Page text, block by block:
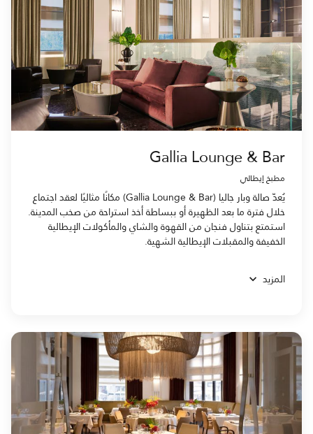
Gallia Lounge & Bar
مطبخ إيطالي
يُعدّ صالة وبار جاليا (Gallia Lounge & Bar) مكانًا مثاليًا لعقد اجتماع
خلال فترة ما بعد الظهيرة أو ببساطة أخذ استراحة من صخب المدينة.
استمتع بتناول فنجان من القهوة والشاي والمأكولات الإيطالية
الخفيفة والمقبلات الإيطالية الشهية.
المزيد